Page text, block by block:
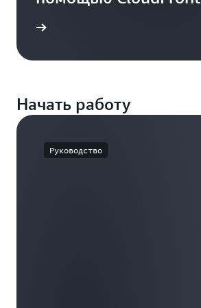
Начать работу
Руководство